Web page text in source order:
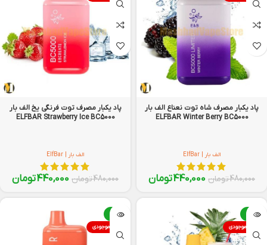
پاد یکبار مصرف شاه توت نعناع الف بار
ELFBAR Winter Berry BC5000
الف بار | ElfBar
480,000تومان 440,000تومان
پاد یکبار مصرف توت فرنگی یخ الف بار
ELFBAR Strawberry Ice BC5000
الف بار | ElfBar
480,000تومان 440,000تومان
-8%
اتمام موجودی
-8%
اتمام موجودی